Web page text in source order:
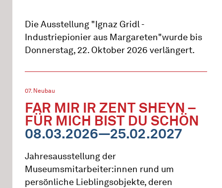
Die Ausstellung "Ignaz Gridl -
Industriepionier aus Margareten"wurde bis
Donnerstag, 22. Oktober 2026 verlängert.
07. Neubau
FAR MIR IR ZENT SHEYN –
FÜR MICH BIST DU SCHÖN
08.03.2026—25.02.2027
Jahresausstellung der
Museumsmitarbeiter:innen rund um
persönliche Lieblingsobjekte, deren